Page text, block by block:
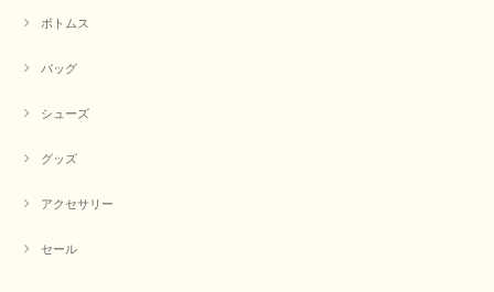
ボトムス
バッグ
シューズ
グッズ
アクセサリー
セール